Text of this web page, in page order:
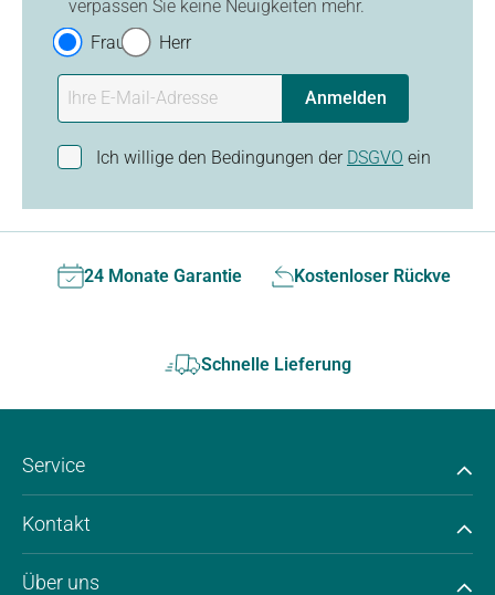
verpassen Sie keine Neuigkeiten mehr.
Frau
Herr
Anmelden
Ich willige den Bedingungen der DSGVO ein
24 Monate Garantie Kostenloser Rückversand
Schnelle Lieferung
Service
Kontakt
Über uns